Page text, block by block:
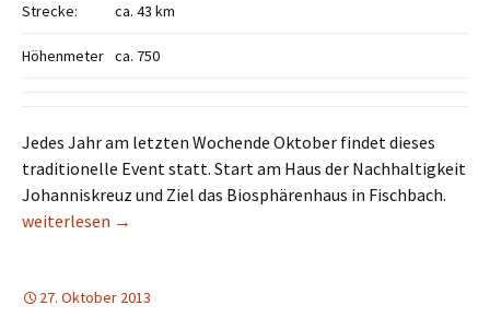
Strecke: ca. 43 km
Höhenmeter ca. 750
Jedes Jahr am letzten Wochende Oktober findet dieses
traditionelle Event statt. Start am Haus der Nachhaltigkeit
Johanniskreuz und Ziel das Biosphärenhaus in Fischbach.
Pfälzerwald Wandermarathon 2013
weiterlesen →
27. Oktober 2013